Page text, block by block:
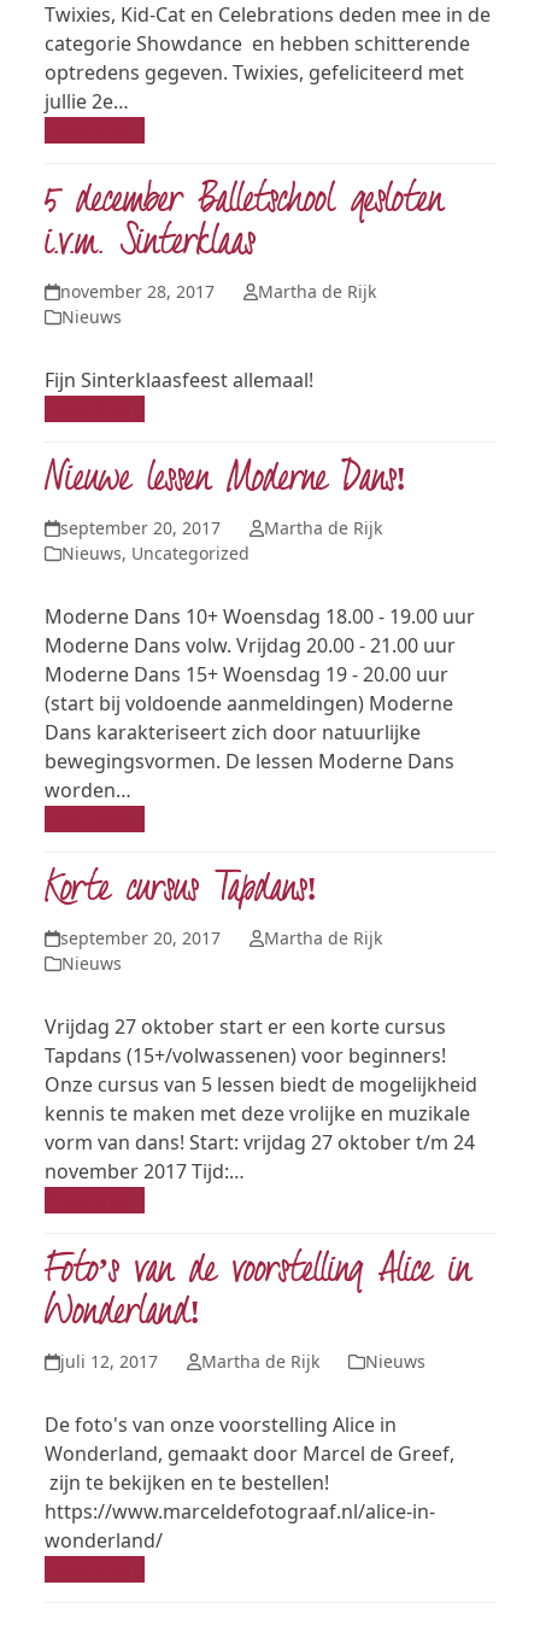
Twixies, Kid-Cat en Celebrations deden mee in de
categorie Showdance en hebben schitterende
optredens gegeven. Twixies, gefeliciteerd met
jullie 2e…
5 december Balletschool gesloten
i.v.m. Sinterklaas
november 28, 2017
Martha de Rijk
Nieuws
Fijn Sinterklaasfeest allemaal!
Nieuwe lessen Moderne Dans!
september 20, 2017
Martha de Rijk
Nieuws, Uncategorized
Moderne Dans 10+ Woensdag 18.00 - 19.00 uur
Moderne Dans volw. Vrijdag 20.00 - 21.00 uur
Moderne Dans 15+ Woensdag 19 - 20.00 uur
(start bij voldoende aanmeldingen) Moderne
Dans karakteriseert zich door natuurlijke
bewegingsvormen. De lessen Moderne Dans
worden…
Korte cursus Tapdans!
september 20, 2017
Martha de Rijk
Nieuws
Vrijdag 27 oktober start er een korte cursus
Tapdans (15+/volwassenen) voor beginners!
Onze cursus van 5 lessen biedt de mogelijkheid
kennis te maken met deze vrolijke en muzikale
vorm van dans! Start: vrijdag 27 oktober t/m 24
november 2017 Tijd:…
Foto’s van de voorstelling Alice in
Wonderland!
juli 12, 2017 Martha de Rijk Nieuws
De foto's van onze voorstelling Alice in
Wonderland, gemaakt door Marcel de Greef,
zijn te bekijken en te bestellen!
https://www.marceldefotograaf.nl/alice-in-
wonderland/